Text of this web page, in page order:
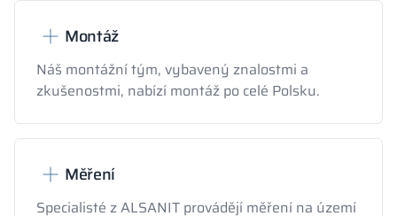
Montáž
Náš montážní tým, vybavený znalostmi a
zkušenostmi, nabízí montáž po celé Polsku.
Měření
Specialisté z ALSANIT provádějí měření na území